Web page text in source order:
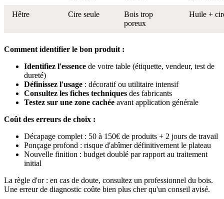
Hêtre Cire seule
Bois trop
poreux
Huile +
Comment identifier le bon produit :
Identifiez l'essence de votre table (étiquette, vendeur, test de
dureté)
Définissez l'usage : décoratif ou utilitaire intensif
Consultez les fiches techniques des fabricants
Testez sur une zone cachée avant application générale
Coût des erreurs de choix :
Décapage complet : 50 à 150€ de produits + 2 jours de travail
Ponçage profond : risque d'abîmer définitivement le plateau
Nouvelle finition : budget doublé par rapport au traitement
initial
La règle d'or : en cas de doute, consultez un professionnel du bois.
Une erreur de diagnostic coûte bien plus cher qu'un conseil avisé.